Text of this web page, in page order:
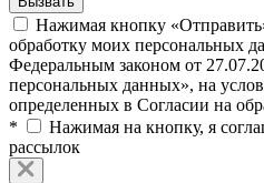
Нажимая кнопку
обработку моих персональных
Федеральным законом от
персональных данных», на
определенных в Согласии на
*
Нажимая на кнопку, я
рассылок